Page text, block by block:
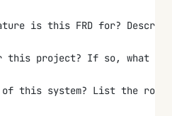
is this FRD for?
this project? If so, what are
of this system? List the